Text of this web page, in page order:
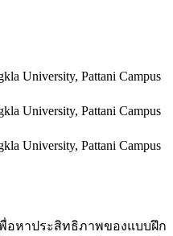
University, Pattani Campus
University, Pattani Campus
University, Pattani Campus
อหาประสิทธิภาพของแบบฝึก